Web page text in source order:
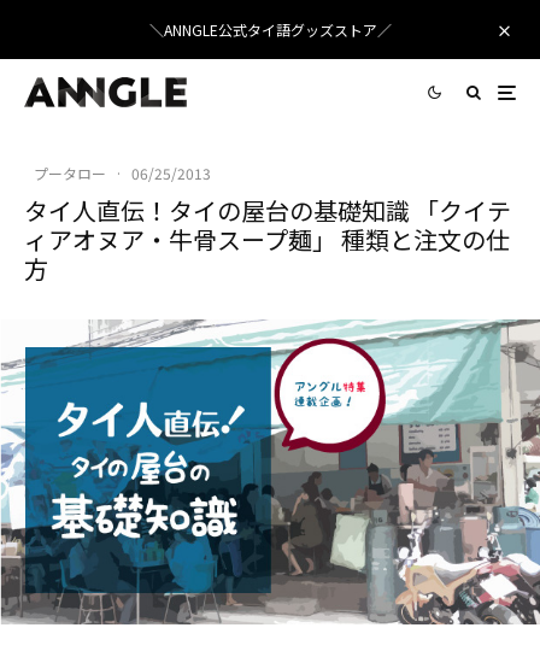
＼ANNGLE公式タイ語グッズストア／
プータロー · 06/25/2013
タイ人直伝！タイの屋台の基礎知識 「クイテ
ィアオヌア・牛骨スープ麺」 種類と注文の仕
方